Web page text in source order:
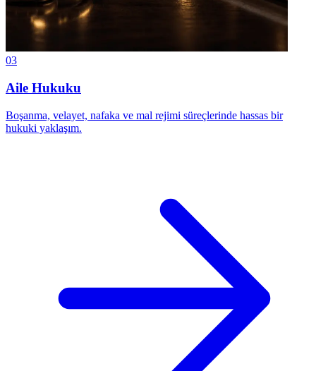
03
Aile Hukuku
Boşanma, velayet, nafaka ve mal rejimi süreçlerinde hassas bir
hukuki yaklaşım.